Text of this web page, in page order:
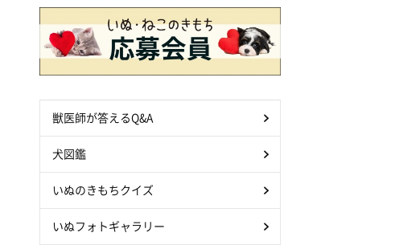
獣医師が答えるQ&A
犬図鑑
いぬのきもちクイズ
いぬフォトギャラリー